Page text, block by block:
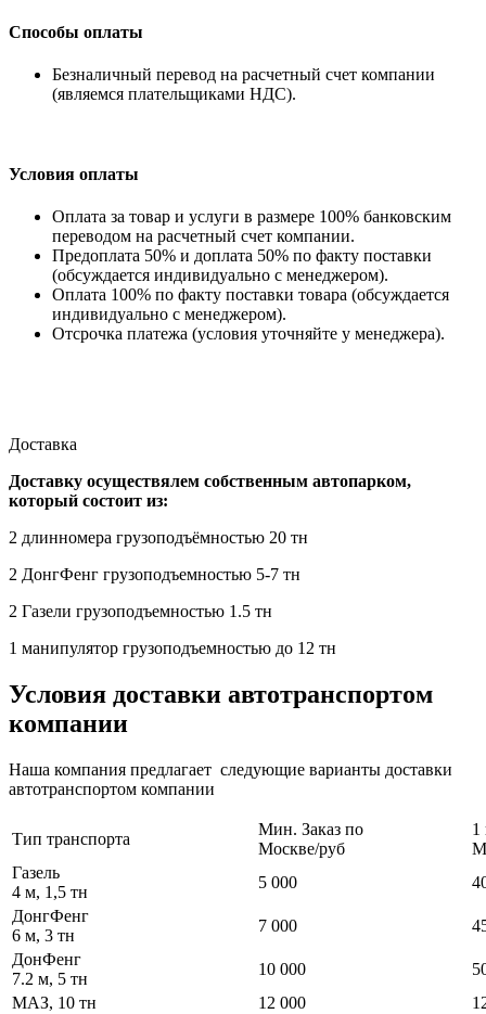
Способы оплаты
Безналичный перевод на расчетный счет компании
(являемся плательщиками НДС).
Условия оплаты
Оплата за товар и услуги в размере 100% банковским
переводом на расчетный счет компании.
Предоплата 50% и доплата 50% по факту поставки
(обсуждается индивидуально с менеджером).
Оплата 100% по факту поставки товара (обсуждается
индивидуально с менеджером).
Отсрочка платежа (условия уточняйте у менеджера).
Доставка
Доставку осуществялем собственным автопарком,
который состоит из:
2 длинномера грузоподъёмностью 20 тн
2 ДонгФенг грузоподъемностью 5-7 тн
2 Газели грузоподъемностью 1.5 тн
1 манипулятор грузоподъемностью до 12 тн
Условия доставки автотранспортом
компании
Наша компания предлагает следующие варианты доставки
автотранспортом компании
Тип транспорта
Мин. Заказ по
Москве/руб
1
Газель
4 м, 1,5 тн
5 000
ДонгФенг
6 м, 3 тн
7 000
ДонФенг
7.2 м, 5 тн
10 000
МАЗ, 10 тн
12 000